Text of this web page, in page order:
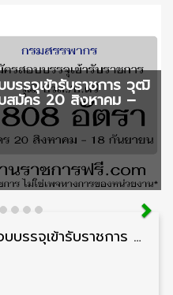
รรจุเข้ารับราชการ วุฒิ
สมัคร 20 สิงหาคม –
กรมสรรพากร รับสมัครสอบบรรจุเข้ารับราชการ วุฒิ ปวส./ป.ตรี 1,808 อัตรา รับสมัคร 20 สิงหาคม – 18 กันยายน